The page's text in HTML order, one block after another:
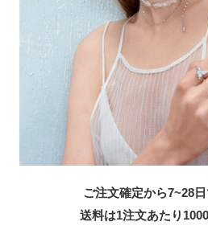
ご注文確定から7~28
送料は1注文あたり 1000